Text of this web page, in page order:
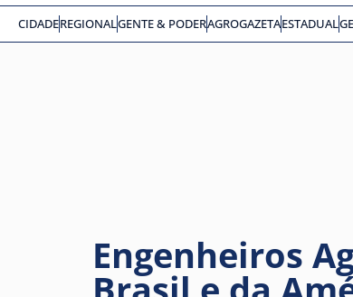
CIDADEREGIONALGENTE & PODERAGROGAZETAESTADUAL
Engenheiros